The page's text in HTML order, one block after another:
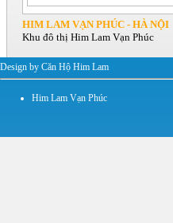
HIM LAM VẠN PHÚC - HÀ NỘI
Khu đô thị Him Lam Vạn Phúc
Design by Căn Hộ Him Lam
Him Lam Vạn Phúc